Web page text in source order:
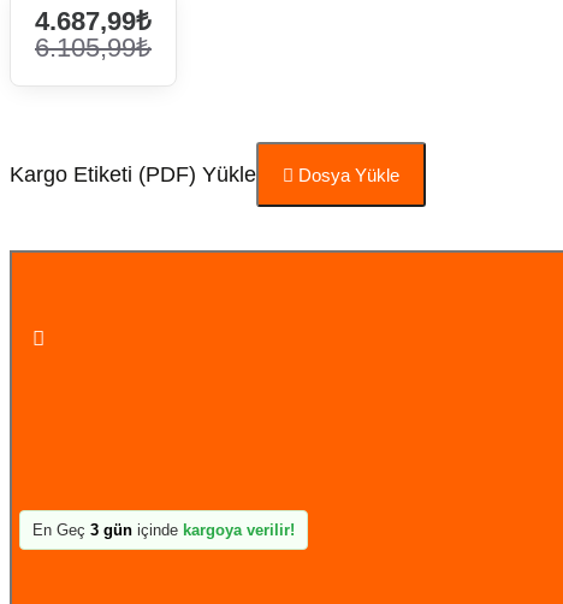
4.687,99₺
6.105,99₺
Kargo Etiketi (PDF) Yükle Dosya Yükle
En Geç 3 gün içinde kargoya verilir!